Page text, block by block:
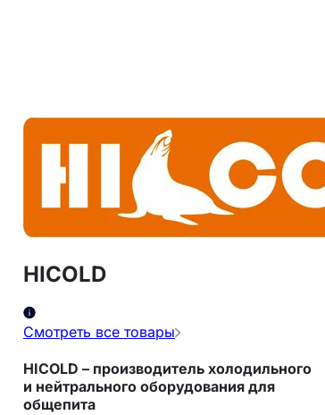
HICOLD
Смотреть все товары
HICOLD – производитель холодильного
и нейтрального оборудования для
общепита